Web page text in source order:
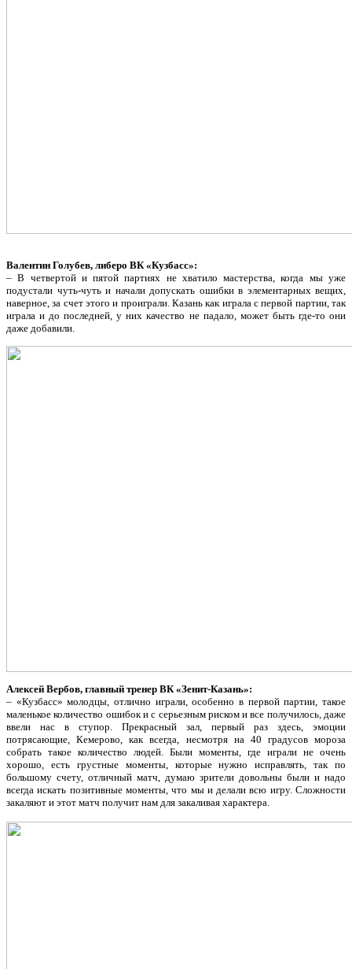
Валентин Голубев, либеро ВК «Кузбасс»:
– В четвертой и пятой партиях не хватило мастерства, когда мы уже
подустали чуть-чуть и начали допускать ошибки в элементарных вещих,
наверное, за счет этого и проиграли. Казань как играла с первой партии, так
играла и до последней, у них качество не падало, может быть где-то они
даже добавили.
Алексей Вербов, главный тренер ВК «Зенит-Казань»:
– «Кузбасс» молодцы, отлично играли, особенно в первой партии, такое
маленькое количество ошибок и с серьезным риском и все получилось, даже
ввели нас в ступор. Прекрасный зал, первый раз здесь, эмоции
потрясающие, Кемерово, как всегда, несмотря на 40 градусов мороза
собрать такое количество людей. Были моменты, где играли не очень
хорошо, есть грустные моменты, которые нужно исправлять, так по
большому счету, отличный матч, думаю зрители довольны были и надо
всегда искать позитивные моменты, что мы и делали всю игру. Сложности
закаляют и этот матч получит нам для закаливая характера.